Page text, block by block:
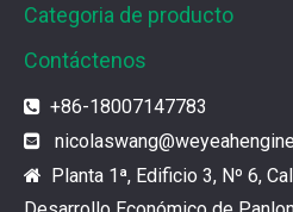
Los filtros UPF de Weyeah
Los productos de gas de
Categoria de producto
Contáctenos
 +86-18007147783
 nicolaswang
 Planta 1ª, Edificio 3, Nº 6,